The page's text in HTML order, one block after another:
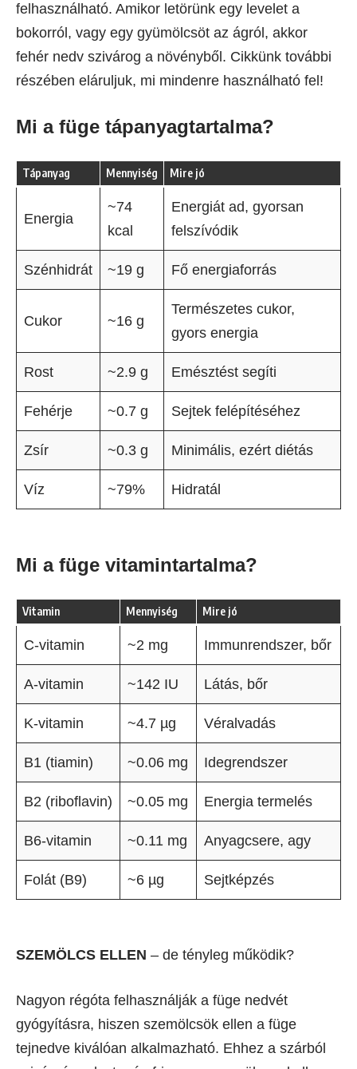
felhasználható. Amikor letörünk egy levelet a
bokorról, vagy egy gyümölcsöt az ágról, akkor
fehér nedv szivárog a növényből. Cikkünk további
részében eláruljuk, mi mindenre használható fel!
Mi a füge tápanyagtartalma?
Tápanyag Mennyiség Mire jó
Energia
~74
kcal
Energiát ad, gyorsan
felszívódik
Szénhidrát ~19 g Fő energiaforrás
Cukor ~16 g
Természetes cukor,
gyors energia
Rost ~2.9 g Emésztést segíti
Fehérje ~0.7 g Sejtek felépítéséhez
Zsír ~0.3 g Minimális, ezért diétás
Víz ~79% Hidratál
Mi a füge vitamintartalma?
Vitamin Mennyiség Mire jó
C-vitamin ~2 mg Immunrendszer, bőr
A-vitamin ~142 IU Látás, bőr
K-vitamin ~4.7 µg Véralvadás
B1 (tiamin) ~0.06 mg Idegrendszer
B2 (riboflavin) ~0.05 mg Energia termelés
B6-vitamin ~0.11 mg Anyagcsere, agy
Folát (B9) ~6 µg Sejtképzés
SZEMÖLCS ELLEN – de tényleg működik?
Nagyon régóta felhasználják a füge nedvét
gyógyításra, hiszen szemölcsök ellen a füge
tejnedve kiválóan alkalmazható. Ehhez a szárból